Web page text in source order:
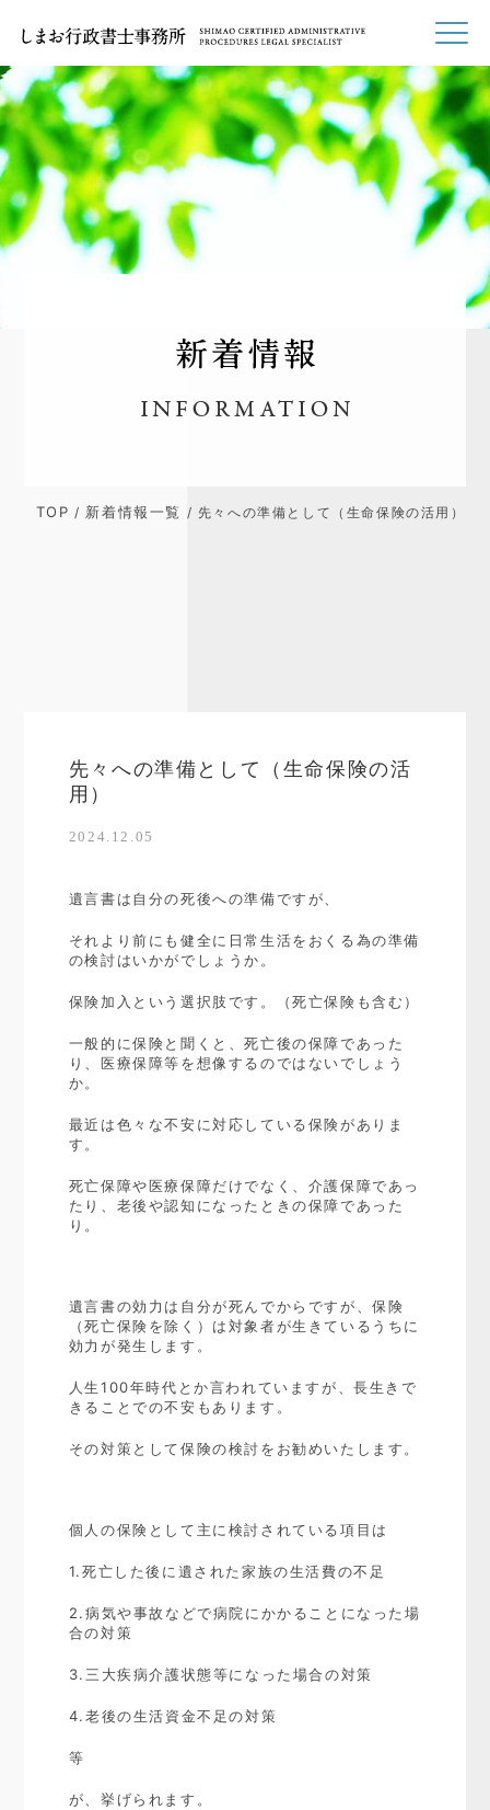
TOP / 新着情報一覧 / 先々への準備として（生命保険の活用）
先々への準備として（生命保険の活
用）
2024.12.05
遺言書は自分の死後への準備ですが、
それより前にも健全に日常生活をおくる為の準備
の検討はいかがでしょうか。
保険加入という選択肢です。（死亡保険も含む）
一般的に保険と聞くと、死亡後の保障であった
り、医療保障等を想像するのではないでしょう
か。
最近は色々な不安に対応している保険がありま
す。
死亡保障や医療保障だけでなく、介護保障であっ
たり、老後や認知になったときの保障であった
り。
遺言書の効力は自分が死んでからですが、保険
（死亡保険を除く）は対象者が生きているうちに
効力が発生します。
人生100年時代とか言われていますが、長生きで
きることでの不安もあります。
その対策として保険の検討をお勧めいたします。
個人の保険として主に検討されている項目は
1.死亡した後に遺された家族の生活費の不足
2.病気や事故などで病院にかかることになった場
合の対策
3.三大疾病介護状態等になった場合の対策
4.老後の生活資金不足の対策
等
が、挙げられます。